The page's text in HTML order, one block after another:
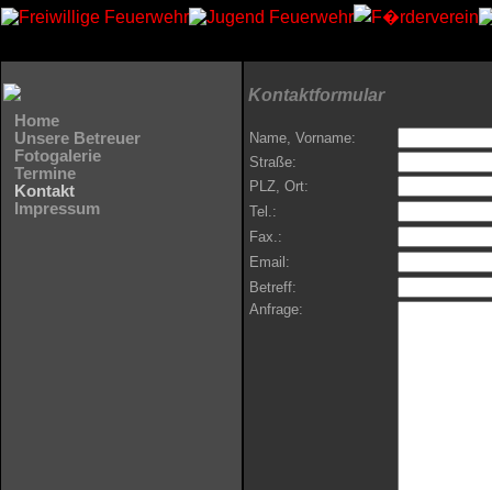
Home
Unsere Betreuer
Fotogalerie
Termine
Kontakt
Impressum
Kontaktformular
Name, Vorname:
Straße:
PLZ, Ort:
Tel.:
Fax.:
Email:
Betreff:
Anfrage: